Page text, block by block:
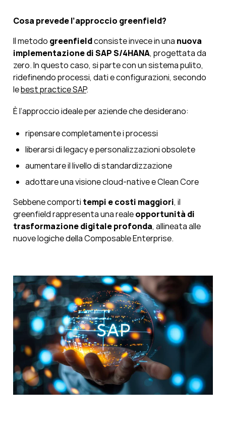
Cosa prevede l’approccio greenfield?
Il metodo greenfieldconsiste invece in una nuova
implementazione di SAP S/4HANA, progettata da
zero. In questo caso, si parte con un sistema pulito,
ridefinendo processi, dati e configurazioni, secondo
lebest practice SAP.
È l’approccio ideale per aziende che desiderano:
ripensare completamente i processi
liberarsi di legacy e personalizzazioni obsolete
aumentare il livello di standardizzazione
adottare una visione cloud-native e Clean Core
Sebbene comporti tempi e costi maggiori, il
greenfield rappresenta una realeopportunità di
trasformazionedigitale profonda, allineata alle
nuove logiche della Composable Enterprise.